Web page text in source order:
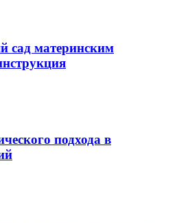
сад материнским
подхода в